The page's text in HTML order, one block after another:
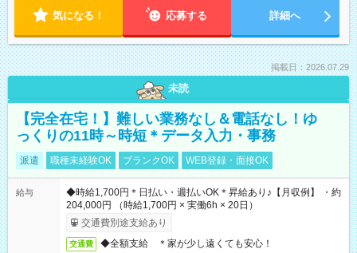
気になる！ 応募する 詳細へ
掲載日：2026.07.29
未読
【完全在宅！】難しい業務なし＆電話なし！ゆ
っくりの11時～時短＊データ入力・事務
派遣 職種未経験OK ブランクOK WEB登録・面接OK
給与
◆時給1,700円＊日払い・週払いOK＊昇給あり♪【月収例】 ・約
204,000円 （時給1,700円 × 実働6h × 20日）
交通費別途支給あり
交通費 ◆全額支給 ＊家が少し遠くても安心！